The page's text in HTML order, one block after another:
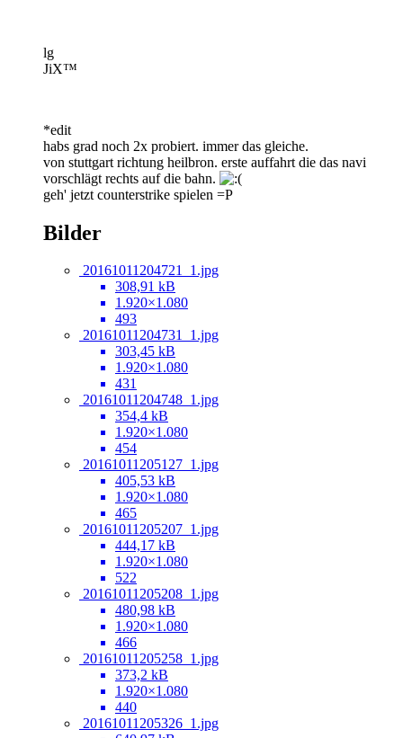
lg
JiX™
*edit
habs grad noch 2x probiert. immer das gleiche.
von stuttgart richtung heilbron. erste auffahrt die das navi
vorschlägt rechts auf die bahn.
geh' jetzt counterstrike spielen =P
Bilder
20161011204721_1.jpg
308,91 kB
1.920×1.080
493
20161011204731_1.jpg
303,45 kB
1.920×1.080
431
20161011204748_1.jpg
354,4 kB
1.920×1.080
454
20161011205127_1.jpg
405,53 kB
1.920×1.080
465
20161011205207_1.jpg
444,17 kB
1.920×1.080
522
20161011205208_1.jpg
480,98 kB
1.920×1.080
466
20161011205258_1.jpg
373,2 kB
1.920×1.080
440
20161011205326_1.jpg